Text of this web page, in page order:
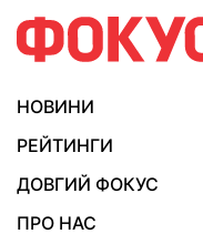
НОВИНИ
РЕЙТИНГИ
ДОВГИЙ ФОКУС
ПРО НАС